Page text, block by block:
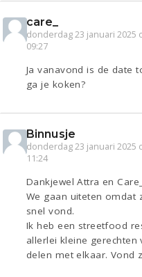
care_
donderdag 23 januari 2025
09:27
Ja vanavond is de date
ga je koken?
Binnusje
donderdag 23 januari 2025
11:24
Dankjewel Attra en Care_
We gaan uiteten omdat
snel vond.
Ik heb een streetfood
allerlei kleine
delen met elkaar. Vond